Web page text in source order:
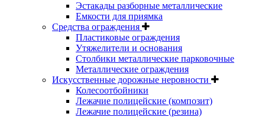
Эстакады разборные металлические
Емкости для приямка
Средства ограждения
Пластиковые ограждения
Утяжелители и основания
Столбики металлические парковочные
Металлические ограждения
Искусственные дорожные неровности
Колесоотбойники
Лежачие полицейские (композит)
Лежачие полицейские (резина)